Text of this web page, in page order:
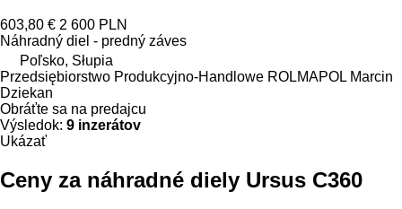
603,80 € 2 600 PLN
Náhradný diel - predný záves
Poľsko, Słupia
Przedsiębiorstwo Produkcyjno-Handlowe ROLMAPOL Marcin
Dziekan
Obráťte sa na predajcu
Výsledok: 9 inzerátov
Ukázať
Ceny za náhradné diely Ursus C360